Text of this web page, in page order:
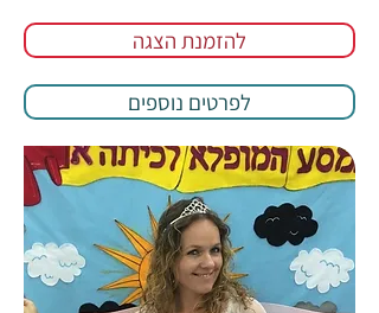
להזמנת הצגה
לפרטים נוספים